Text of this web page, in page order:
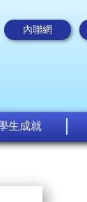
內聯網
生成就